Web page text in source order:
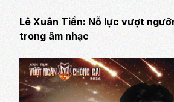
Lê Xuân Tiền: Nỗ lực vượt
trong âm nhạc